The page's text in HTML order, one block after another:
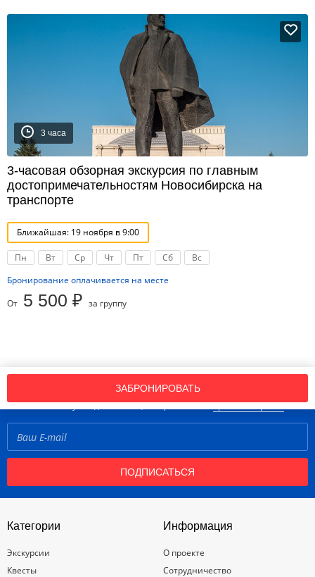
3 часа
3-часовая обзорная экскурсия по главным
достопримечательностям Новосибирска на
транспорте
Ближайшая: 19 ноября в 9:00
Пн Вт Ср Чт Пт Сб
Вс
Бронирование оплачивается на месте
От 5 500 ₽ за группу
ЗАБРОНИРОВАТЬ
Подпишись на нашу рассылку новостей!
Нажимая кнопку «Подписаться», вы принимаетеправила портала
ПОДПИСАТЬСЯ
Категории
Экскурсии
Квесты
Информация
О проекте
Сотрудничество